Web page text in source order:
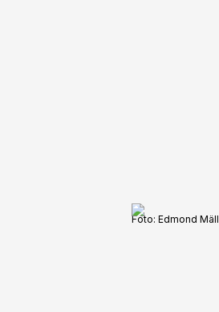
Foto: Edmond Mäll